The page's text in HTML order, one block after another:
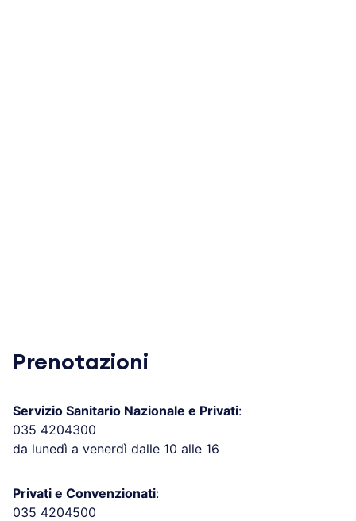
Prenotazioni
Servizio Sanitario Nazionale e Privati:
035 4204300
da lunedì a venerdì dalle 10 alle 16
Privati e Convenzionati:
035 4204500